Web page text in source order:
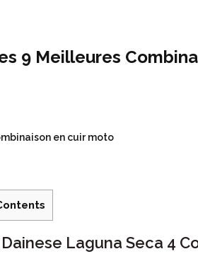
9 Meilleures
en cuir moto
Dainese Laguna Seca 4